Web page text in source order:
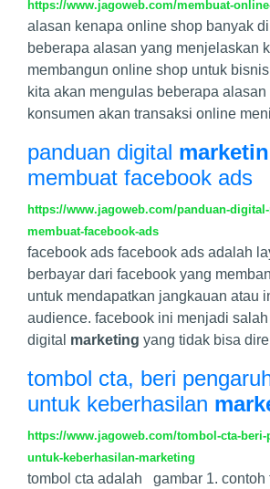
https://www.jagoweb.com/membuat-
alasan kenapa online shop banyak
beberapa alasan yang menjelaskan
membangun online shop untuk
kita akan mengulas beberapa alasan
konsumen akan transaksi online
panduan digital
membuat facebook ads
https://www.jagoweb.com/panduan-
membuat-facebook-ads
facebook ads facebook ads adalah
berbayar dari facebook yang
untuk mendapatkan jangkauan atau
audience. facebook ini menjadi
digital marketing yang tidak bisa
tombol cta, beri
untuk keberhasilan
https://www.jagoweb.com/tombol-cta-beri-
untuk-keberhasilan-marketing
tombol cta adalah gambar 1. contoh